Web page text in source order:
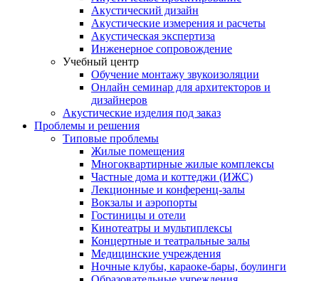
Акустический дизайн
Акустические измерения и расчеты
Акустическая экспертиза
Инженерное сопровождение
Учебный центр
Обучение монтажу звукоизоляции
Онлайн семинар для архитекторов и
дизайнеров
Акустические изделия под заказ
Проблемы и решения
Типовые проблемы
Жилые помещения
Многоквартирные жилые комплексы
Частные дома и коттеджи (ИЖС)
Лекционные и конференц-залы
Вокзалы и аэропорты
Гостиницы и отели
Кинотеатры и мультиплексы
Концертные и театральные залы
Медицинские учреждения
Ночные клубы, караоке-бары, боулинги